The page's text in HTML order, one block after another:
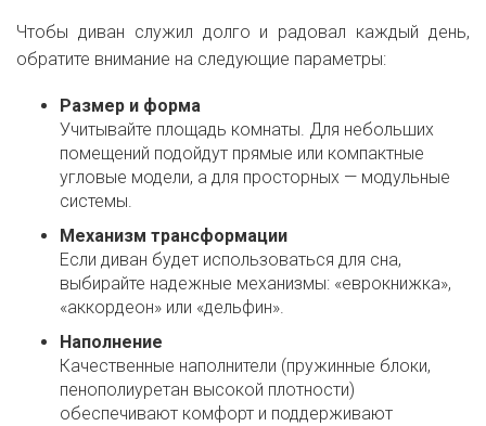
Чтобы диван служил долго и радовал каждый день,
обратите внимание на следующие параметры:
Размер и форма
Учитывайте площадь комнаты. Для небольших
помещений подойдут прямые или компактные
угловые модели, а для просторных — модульные
системы.
Механизм трансформации
Если диван будет использоваться для сна,
выбирайте надежные механизмы: «еврокнижка»,
«аккордеон» или «дельфин».
Наполнение
Качественные наполнители (пружинные блоки,
пенополиуретан высокой плотности)
обеспечивают комфорт и поддерживают